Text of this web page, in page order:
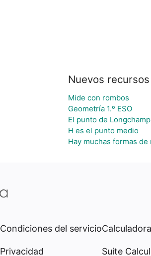
Nuevos recursos
Mide con rombos
Geometría 1.º ESO
El punto de
H es el punto medio
Hay muchas formas de
Condiciones del servicio
Privacidad Suite